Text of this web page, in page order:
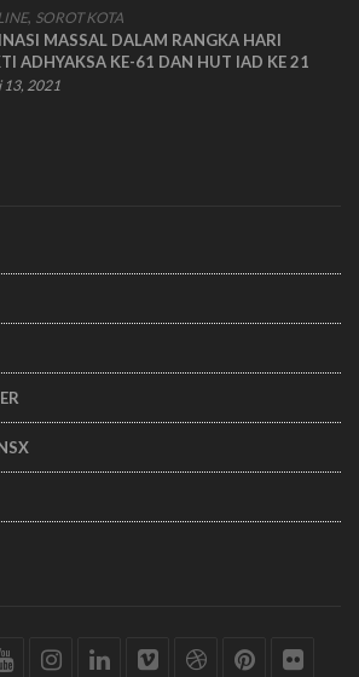
, SOROT KOTA
MASSAL DALAM RANGKA HARI
ADHYAKSA KE-61 DAN HUT IAD KE 21
13, 2021